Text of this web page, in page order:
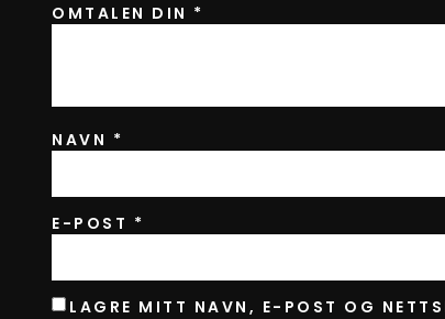
OMTALEN DIN *
NAVN *
E-POST *
LAGRE MITT NAVN, E-POST OG